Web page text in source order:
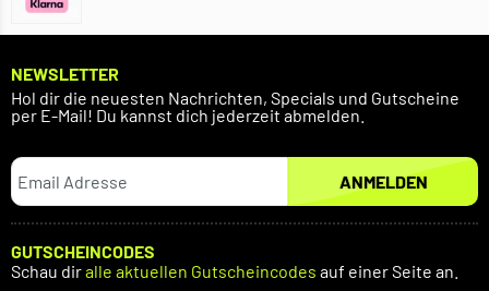
NEWSLETTER
Hol dir die neuesten Nachrichten, Specials und Gutscheine
per E-Mail! Du kannst dich jederzeit abmelden.
ANMELDEN
GUTSCHEINCODES
Schau diralle aktuellen Gutscheincodes auf einer Seite an.